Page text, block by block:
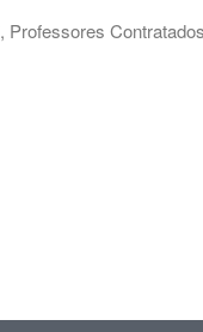
, Professores